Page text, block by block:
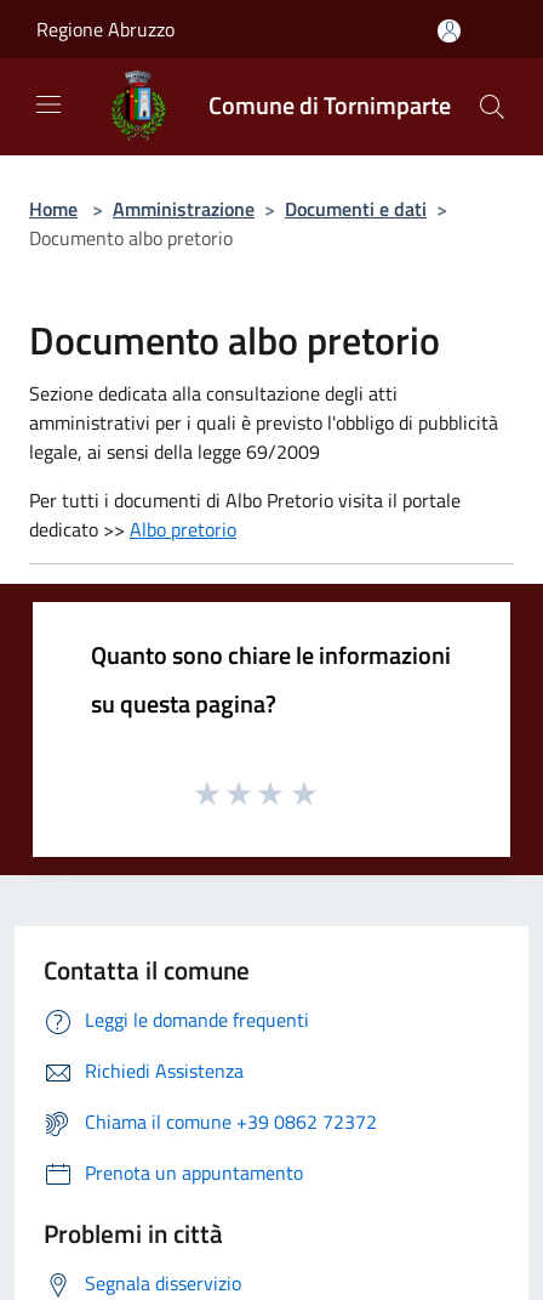
Regione Abruzzo
Comune di Tornimparte
Home > Amministrazione > Documenti e dati >
Documento albo pretorio
Documento albo pretorio
Sezione dedicata alla consultazione degli atti
amministrativi per i quali è previsto l'obbligo di pubblicità
legale, ai sensi della legge 69/2009
Per tutti i documenti di Albo Pretorio visita il portale
dedicato >> Albo pretorio
Quanto sono chiare le informazioni
su questa pagina?
Contatta il comune
Leggi le domande frequenti
Richiedi Assistenza
Chiama il comune +39 0862 72372
Prenota un appuntamento
Problemi in città
Segnala disservizio